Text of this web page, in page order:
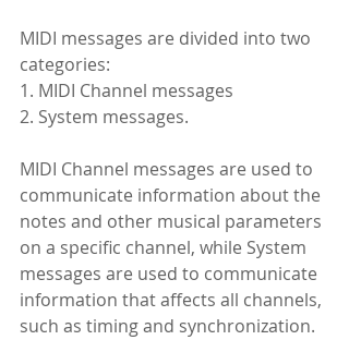
MIDI messages are divided into two
categories:
1. MIDI Channel messages
2. System messages.
MIDI Channel messages are used to
communicate information about the
notes and other musical parameters
on a specific channel, while System
messages are used to communicate
information that affects all channels,
such as timing and synchronization.